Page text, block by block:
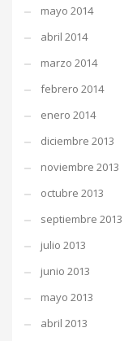
mayo 2014
abril 2014
marzo 2014
febrero 2014
enero 2014
diciembre 2013
noviembre 2013
octubre 2013
septiembre 2013
julio 2013
junio 2013
mayo 2013
abril 2013